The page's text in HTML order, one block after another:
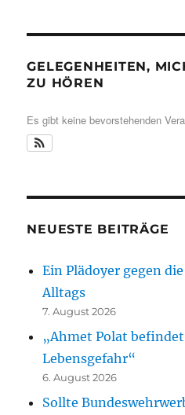
GELEGENHEITEN,
ZU HÖREN
Es gibt keine bevorstehenden
NEUESTE BEITRÄGE
Ein Plädoyer gegen
Alltags
7. August 2026
„Ahmet Polat
Lebensgefahr“
6. August 2026
Sollte